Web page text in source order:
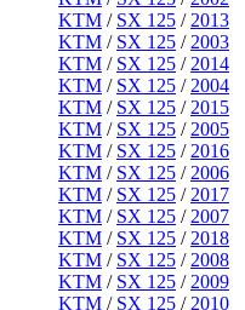
KTM / SX 125 / 2013
KTM / SX 125 / 2003
KTM / SX 125 / 2014
KTM / SX 125 / 2004
KTM / SX 125 / 2015
KTM / SX 125 / 2005
KTM / SX 125 / 2016
KTM / SX 125 / 2006
KTM / SX 125 / 2017
KTM / SX 125 / 2007
KTM / SX 125 / 2018
KTM / SX 125 / 2008
KTM / SX 125 / 2009
KTM / SX 125 / 2010